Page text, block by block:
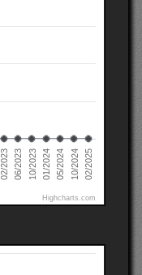
02/2023 06/2023 10/2023 01/2024 05/2024 10/2024 02/2025
Highcharts.com